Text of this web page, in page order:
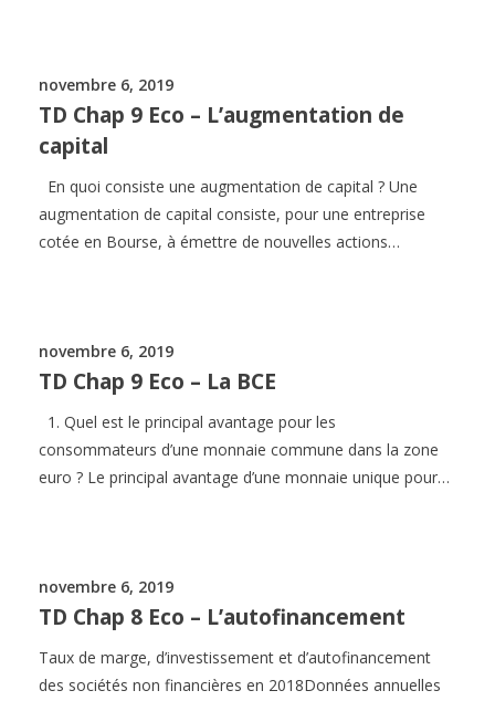
novembre 6, 2019
TD Chap 9 Eco – L’augmentation de
capital
En quoi consiste une augmentation de capital ? Une
augmentation de capital consiste, pour une entreprise
cotée en Bourse, à émettre de nouvelles actions…
novembre 6, 2019
TD Chap 9 Eco – La BCE
1. Quel est le principal avantage pour les
consommateurs d’une monnaie commune dans la zone
euro ? Le principal avantage d’une monnaie unique pour…
novembre 6, 2019
TD Chap 8 Eco – L’autofinancement
Taux de marge, d’investissement et d’autofinancement
des sociétés non financières en 2018Données annuelles